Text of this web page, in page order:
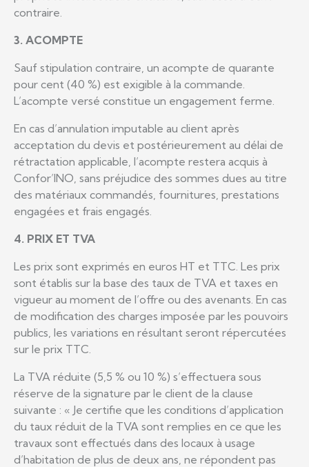
contraire.
3. ACOMPTE
Sauf stipulation contraire, un acompte de quarante
pour cent (40 %) est exigible à la commande.
L’acompte versé constitue un engagement ferme.
En cas d’annulation imputable au client après
acceptation du devis et postérieurement au délai de
rétractation applicable, l’acompte restera acquis à
Confor’INO, sans préjudice des sommes dues au titre
des matériaux commandés, fournitures, prestations
engagées et frais engagés.
4. PRIX ET TVA
Les prix sont exprimés en euros HT et TTC. Les prix
sont établis sur la base des taux de TVA et taxes en
vigueur au moment de l’offre ou des avenants. En cas
de modification des charges imposée par les pouvoirs
publics, les variations en résultant seront répercutées
sur le prix TTC.
La TVA réduite (5,5 % ou 10 %) s’effectuera sous
réserve de la signature par le client de la clause
suivante : « Je certifie que les conditions d’application
du taux réduit de la TVA sont remplies en ce que les
travaux sont effectués dans des locaux à usage
d’habitation de plus de deux ans, ne répondent pas